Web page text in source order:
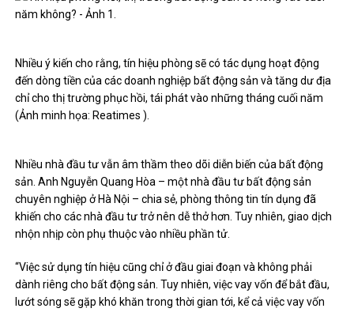
Nhiều ý kiến ​​cho rằng, tín hiệu phòng sẽ có tác dụng hoạt động
đến dòng tiền của các doanh nghiệp bất động sản và tăng dư địa
chỉ cho thị trường phục hồi, tái phát vào những tháng cuối năm
(Ảnh minh họa: Reatimes ).
Nhiều nhà đầu tư vẫn âm thầm theo dõi diễn biến của bất động
sản. Anh Nguyễn Quang Hòa – một nhà đầu tư bất động sản
chuyên nghiệp ở Hà Nội – chia sẻ, phòng thông tin tín dụng đã
khiến cho các nhà đầu tư trở nên dễ thở hơn. Tuy nhiên, giao dịch
nhộn nhịp còn phụ thuộc vào nhiều phần tử.
“Việc sử dụng tín hiệu cũng chỉ ở đầu giai đoạn và không phải
dành riêng cho bất động sản. Tuy nhiên, việc vay vốn để bắt đầu,
lướt sóng sẽ gặp khó khăn trong thời gian tới, kể cả việc vay vốn